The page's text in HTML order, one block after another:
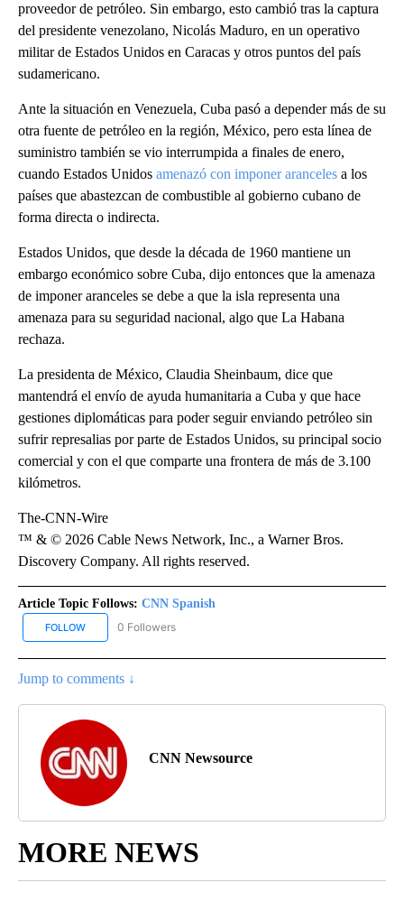
proveedor de petróleo. Sin embargo, esto cambió tras la captura
del presidente venezolano, Nicolás Maduro, en un operativo
militar de Estados Unidos en Caracas y otros puntos del país
sudamericano.
Ante la situación en Venezuela, Cuba pasó a depender más de su
otra fuente de petróleo en la región, México, pero esta línea de
suministro también se vio interrumpida a finales de enero,
cuando Estados Unidos amenazó con imponer aranceles a los
países que abastezcan de combustible al gobierno cubano de
forma directa o indirecta.
Estados Unidos, que desde la década de 1960 mantiene un
embargo económico sobre Cuba, dijo entonces que la amenaza
de imponer aranceles se debe a que la isla representa una
amenaza para su seguridad nacional, algo que La Habana
rechaza.
La presidenta de México, Claudia Sheinbaum, dice que
mantendrá el envío de ayuda humanitaria a Cuba y que hace
gestiones diplomáticas para poder seguir enviando petróleo sin
sufrir represalias por parte de Estados Unidos, su principal socio
comercial y con el que comparte una frontera de más de 3.100
kilómetros.
The-CNN-Wire
™ & © 2026 Cable News Network, Inc., a Warner Bros.
Discovery Company. All rights reserved.
Article Topic Follows: CNN Spanish
FOLLOW FOLLOW "CNN SPANISH" TO RECEIVE NOTIFICATIONS ABOUT
0 Followers
Jump to comments ↓
CNN Newsource
MORE NEWS